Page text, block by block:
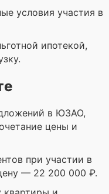
условия участия в
ипотекой,
в ЮЗАО,
цены и
при участии в
— 22 200 000 ₽.